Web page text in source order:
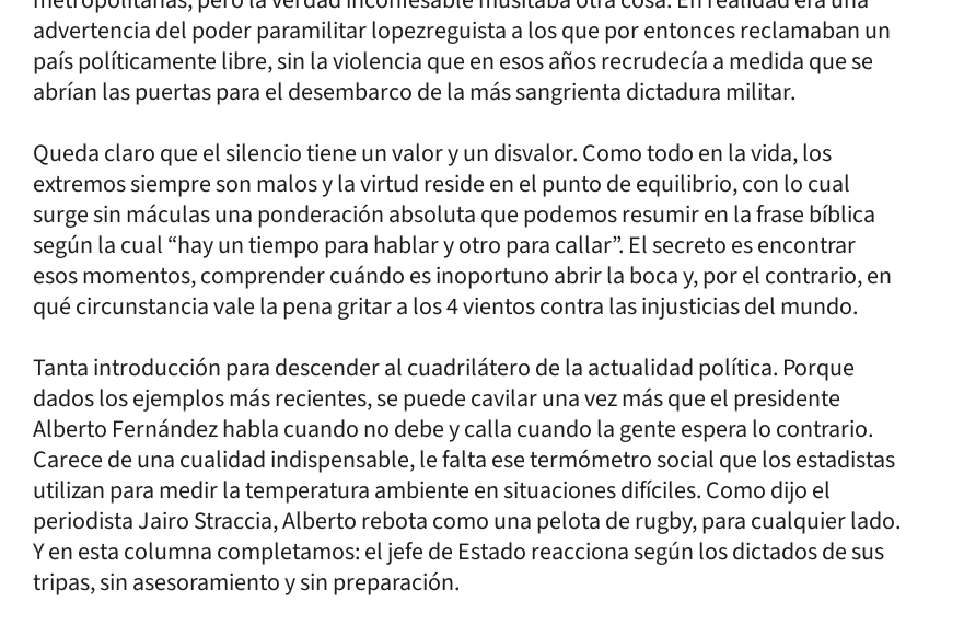
advertencia del poder paramilitar lopezreguista a los que por entonces reclamaban un
país políticamente libre, sin la violencia que en esos años recrudecía a medida que se
abrían las puertas para el desembarco de la más sangrienta dictadura militar.
Queda claro que el silencio tiene un valor y un disvalor. Como todo en la vida, los
extremos siempre son malos y la virtud reside en el punto de equilibrio, con lo cual
surge sin máculas una ponderación absoluta que podemos resumir en la frase bíblica
según la cual “hay un tiempo para hablar y otro para callar”. El secreto es encontrar
esos momentos, comprender cuándo es inoportuno abrir la boca y, por el contrario, en
qué circunstancia vale la pena gritar a los 4 vientos contra las injusticias del mundo.
Tanta introducción para descender al cuadrilátero de la actualidad política. Porque
dados los ejemplos más recientes, se puede cavilar una vez más que el presidente
Alberto Fernández habla cuando no debe y calla cuando la gente espera lo contrario.
Carece de una cualidad indispensable, le falta ese termómetro social que los estadistas
utilizan para medir la temperatura ambiente en situaciones difíciles. Como dijo el
periodista Jairo Straccia, Alberto rebota como una pelota de rugby, para cualquier lado.
Y en esta columna completamos: el jefe de Estado reacciona según los dictados de sus
tripas, sin asesoramiento y sin preparación.